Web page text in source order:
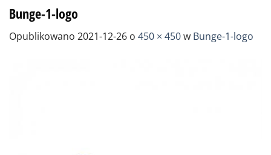
Bunge-1-logo
Opublikowano 2021-12-26 o 450 × 450w Bunge-1-logo